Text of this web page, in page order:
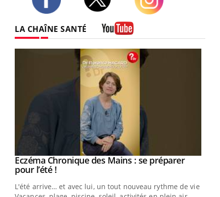
LA CHAÎNE SANTÉ
Youtube
Eczéma Chronique des Mains : se préparer
pour l’été !Youtube
L'été arrive… et avec lui, un tout nouveau rythme de vie !